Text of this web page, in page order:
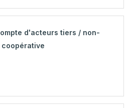
d'acteurs tiers / non-